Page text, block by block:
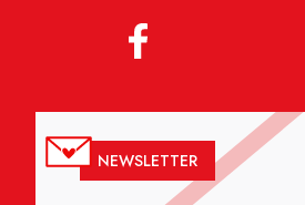
NEWSLETTER